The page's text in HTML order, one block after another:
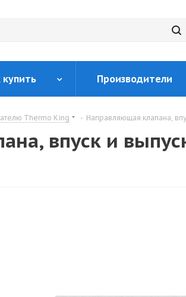
купить Производители
Thermo King - Направляющая клапана,
впуск и